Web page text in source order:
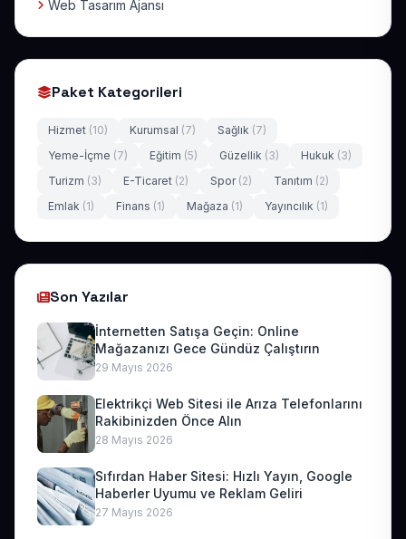
Web Tasarım Ajansı
Paket Kategorileri
Hizmet (10) Kurumsal (7) Sağlık (7)
Yeme-İçme (7) Eğitim (5) Güzellik (3) Hukuk (3)
Turizm (3) E-Ticaret (2) Spor (2) Tanıtım (2)
Emlak (1) Finans (1) Mağaza (1) Yayıncılık (1)
Son Yazılar
İnternetten Satışa Geçin: Online
Mağazanızı Gece Gündüz Çalıştırın
29 Mayıs 2026
Elektrikçi Web Sitesi ile Arıza Telefonlarını
Rakibinizden Önce Alın
28 Mayıs 2026
Sıfırdan Haber Sitesi: Hızlı Yayın, Google
Haberler Uyumu ve Reklam Geliri
27 Mayıs 2026